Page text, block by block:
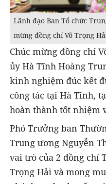
Lãnh đạo Ban Tổ chức
mừng đồng chí Võ Trọng
Chúc mừng đồng chí
ủy Hà Tĩnh Hoàng
kinh nghiệm đúc kết
công tác tại Hà Tĩnh,
hoàn thành tốt nhiệm
Phó Trưởng ban
Trung ương Nguyễn
vai trò của 2 đồng chí
Trọng Hải và mong